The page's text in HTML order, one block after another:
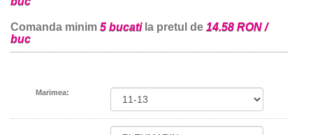
Comanda minim 5 bucatila pretul de 14.58 RON /
buc
Marimea: